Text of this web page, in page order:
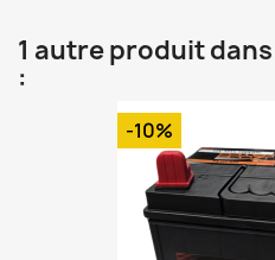
1 autre produit
:
-10%